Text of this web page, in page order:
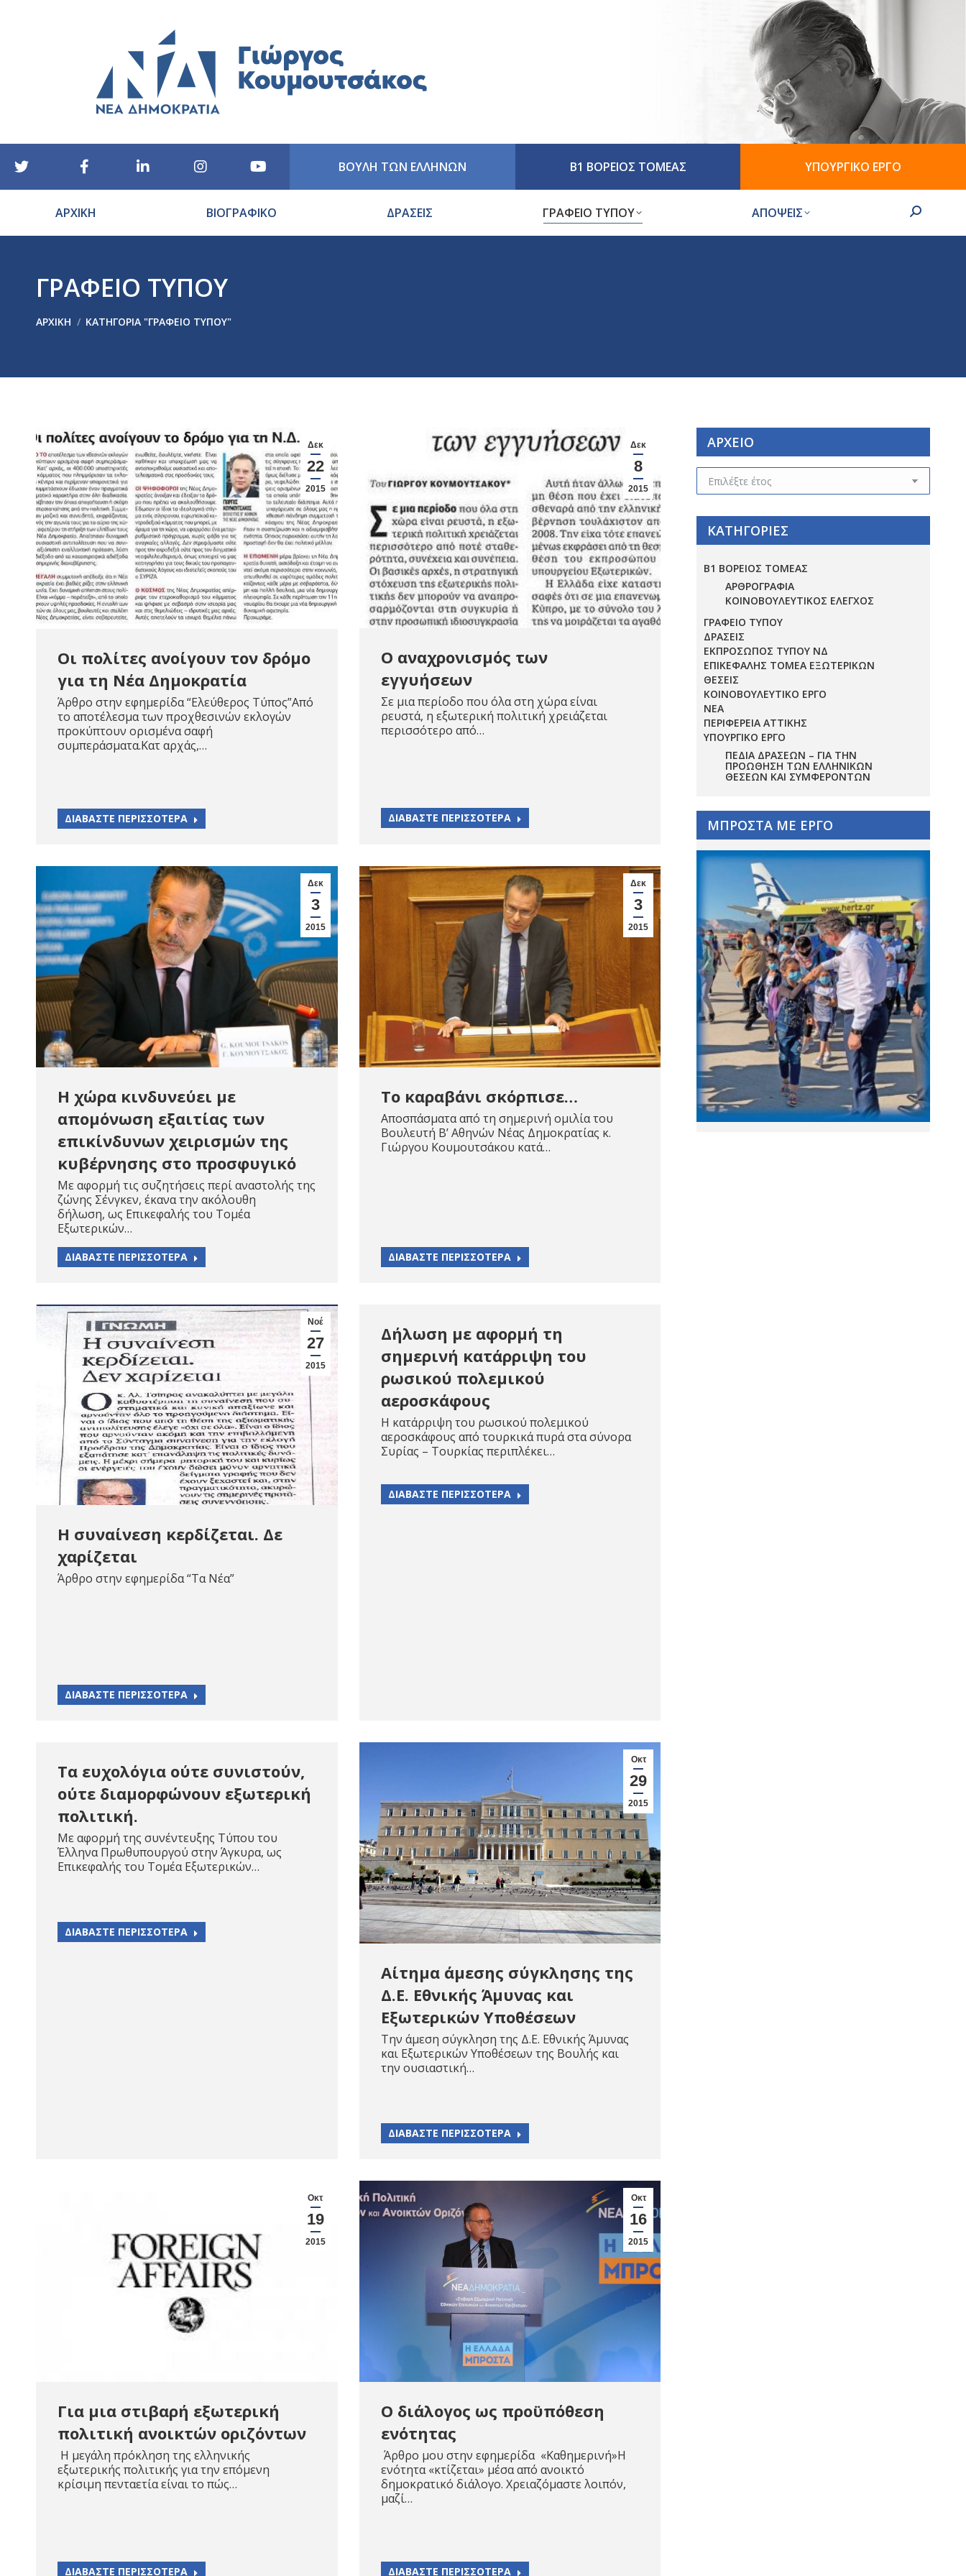
ΒΟΥΛΗ ΤΩΝ ΕΛΛΗΝΩΝ Β1 ΒΟΡΕΙΟΣ ΤΟΜΕΑΣ ΥΠΟΥΡΓΙΚΟ ΕΡΓΟ
ΑΡΧΙΚΗ ΒΙΟΓΡΑΦΙΚΟ ΔΡΑΣΕΙΣ ΓΡΑΦΕΙΟ ΤΥΠΟΥ ΑΠΟΨΕΙΣ Search:
ΓΡΑΦΕΙΟ ΤΥΠΟΥ
ΑΡΧΙΚΉ ΚΑΤΗΓΟΡΊΑ "ΓΡΑΦΕΙΟ ΤΥΠΟΥ"
Δεκ
22
2015
Οι πολίτες ανοίγουν τον δρόμο
για τη Νέα Δημοκρατία
Άρθρο στην εφημερίδα “Ελεύθερος Τύπος”Από
το αποτέλεσμα των προχθεσινών εκλογών
προκύπτουν ορισμένα σαφή
συμπεράσματα.Κατ αρχάς,…
ΔΙΑΒΑΣΤΕ ΠΕΡΙΣΣΟΤΕΡΑ
Δεκ
8
2015
Ο αναχρονισμός των
εγγυήσεων
Σε μια περίοδο που όλα στη χώρα είναι
ρευστά, η εξωτερική πολιτική χρειάζεται
περισσότερο από…
ΔΙΑΒΑΣΤΕ ΠΕΡΙΣΣΟΤΕΡΑ
Δεκ
3
2015
Η χώρα κινδυνεύει με
απομόνωση εξαιτίας των
επικίνδυνων χειρισμών της
κυβέρνησης στο προσφυγικό
Με αφορμή τις συζητήσεις περί αναστολής της
ζώνης Σένγκεν, έκανα την ακόλουθη
δήλωση, ως Επικεφαλής του Τομέα
Εξωτερικών…
ΔΙΑΒΑΣΤΕ ΠΕΡΙΣΣΟΤΕΡΑ
Δεκ
3
2015
To καραβάνι σκόρπισε…
Αποσπάσματα από τη σημερινή ομιλία του
Βουλευτή Β’ Αθηνών Νέας Δημοκρατίας κ.
Γιώργου Κουμουτσάκου κατά…
ΔΙΑΒΑΣΤΕ ΠΕΡΙΣΣΟΤΕΡΑ
Νοέ
27
2015
Η συναίνεση κερδίζεται. Δε
χαρίζεται
Άρθρο στην εφημερίδα “Τα Νέα”
ΔΙΑΒΑΣΤΕ ΠΕΡΙΣΣΟΤΕΡΑ
Δήλωση με αφορμή τη
σημερινή κατάρριψη του
ρωσικού πολεμικού
αεροσκάφους
Η κατάρριψη του ρωσικού πολεμικού
αεροσκάφους από τουρκικά πυρά στα σύνορα
Συρίας – Τουρκίας περιπλέκει…
ΔΙΑΒΑΣΤΕ ΠΕΡΙΣΣΟΤΕΡΑ
Τα ευχολόγια ούτε συνιστούν,
ούτε διαμορφώνουν εξωτερική
πολιτική.
Με αφορμή της συνέντευξης Τύπου του
Έλληνα Πρωθυπουργού στην Άγκυρα, ως
Επικεφαλής του Τομέα Εξωτερικών…
ΔΙΑΒΑΣΤΕ ΠΕΡΙΣΣΟΤΕΡΑ
Οκτ
29
2015
Αίτημα άμεσης σύγκλησης της
Δ.Ε. Εθνικής Άμυνας και
Εξωτερικών Υποθέσεων
Την άμεση σύγκληση της Δ.Ε. Εθνικής Άμυνας
και Εξωτερικών Υποθέσεων της Βουλής και
την ουσιαστική…
ΔΙΑΒΑΣΤΕ ΠΕΡΙΣΣΟΤΕΡΑ
Οκτ
19
2015
Για μια στιβαρή εξωτερική
πολιτική ανοικτών οριζόντων
Η μεγάλη πρόκληση της ελληνικής
εξωτερικής πολιτικής για την επόμενη
κρίσιμη πενταετία είναι το πώς…
ΔΙΑΒΑΣΤΕ ΠΕΡΙΣΣΟΤΕΡΑ
Οκτ
16
2015
Ο διάλογος ως προϋπόθεση
ενότητας
Άρθρο μου στην εφημερίδα «Καθημερινή»Η
ενότητα «κτίζεται» μέσα από ανοικτό
δημοκρατικό διάλογο. Χρειαζόμαστε λοιπόν,
μαζί…
ΔΙΑΒΑΣΤΕ ΠΕΡΙΣΣΟΤΕΡΑ
ΑΡΧΕΙΟ
ΑΡΧΕΙΟ
ΚΑΤΗΓΟΡΙΕΣ
Β1 ΒΟΡΕΙΟΣ ΤΟΜΕΑΣ
ΑΡΘΡΟΓΡΑΦΙΑ
ΚΟΙΝΟΒΟΥΛΕΥΤΙΚΟΣ ΕΛΕΓΧΟΣ
ΓΡΑΦΕΙΟ ΤΥΠΟΥ
ΔΡΑΣΕΙΣ
ΕΚΠΡΟΣΩΠΟΣ ΤΥΠΟΥ ΝΔ
ΕΠΙΚΕΦΑΛΗΣ ΤΟΜΕΑ ΕΞΩΤΕΡΙΚΩΝ
ΘΕΣΕΙΣ
ΚΟΙΝΟΒΟΥΛΕΥΤΙΚΟ ΕΡΓΟ
ΝΕΑ
ΠΕΡΙΦΕΡΕΙΑ ΑΤΤΙΚΗΣ
ΥΠΟΥΡΓΙΚΟ ΕΡΓΟ
ΠΕΔΊΑ ΔΡΆΣΕΩΝ – ΓΙΑ ΤΗΝ
ΠΡΟΏΘΗΣΗ ΤΩΝ ΕΛΛΗΝΙΚΏΝ
ΘΈΣΕΩΝ ΚΑΙ ΣΥΜΦΕΡΌΝΤΩΝ
ΜΠΡΟΣΤΑ ΜΕ ΕΡΓΟ